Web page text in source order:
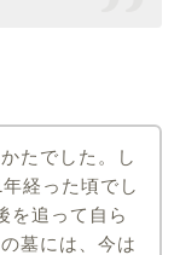
たでした。し
経った頃でし
を追って自ら
墓には、今は